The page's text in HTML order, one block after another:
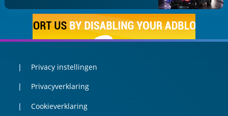
Privacy instellingen
Privacyverklaring
Cookieverklaring